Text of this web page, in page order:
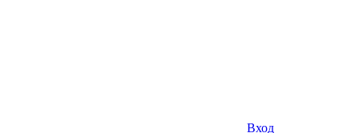
Вход